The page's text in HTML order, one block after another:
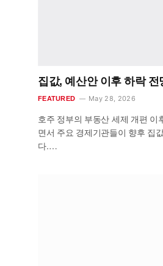
집값, 예산안 이후 하락 전
FEATURED May 28, 2026
호주 정부의 부동산 세제 개편 이
면서 주요 경제기관들이 향후 집
다.…